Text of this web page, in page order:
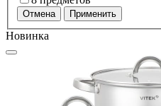
Отмена Применить
Новинка